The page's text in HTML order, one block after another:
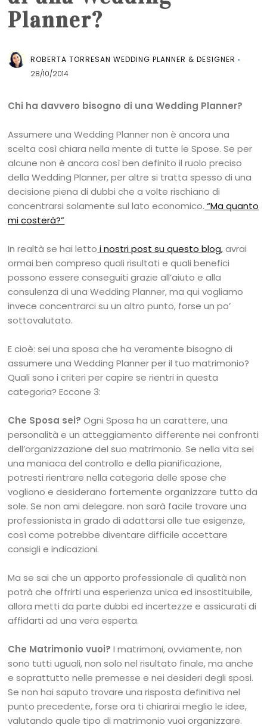
Planner?
ROBERTA TORRESAN WEDDING PLANNER & DESIGNER
28/10/2014
Chi ha davvero bisogno di una Wedding Planner?
Assumere una Wedding Planner non è ancora una
scelta così chiara nella mente di tutte le Spose. Se per
alcune non è ancora così ben definito il ruolo preciso
della Wedding Planner, per altre si tratta spesso di una
decisione piena di dubbi che a volte rischiano di
concentrarsi solamente sul lato economico. “Ma quanto
mi costerà?”
In realtà se hai letto i nostri post su questo blog,avrai
ormai ben compreso quali risultati e quali benefici
possono essere conseguiti grazie all’aiuto e alla
consulenza di una Wedding Planner, ma qui vogliamo
invece concentrarci su un altro punto, forse un po’
sottovalutato.
E cioè: sei una sposa che ha veramente bisogno di
assumere una Wedding Planner per il tuo matrimonio?
Quali sono i criteri per capire se rientri in questa
categoria? Eccone 3:
Che Sposa sei?Ogni Sposa ha un carattere, una
personalità e un atteggiamento differente nei confronti
dell’organizzazione del suo matrimonio. Se nella vita sei
una maniaca del controllo e della pianificazione,
potresti rientrare nella categoria delle spose che
vogliono e desiderano fortemente organizzare tutto da
sole. Se non ami delegare. non sarà facile trovare una
professionista in grado di adattarsi alle tue esigenze,
così come potrebbe diventare difficile accettare
consigli e indicazioni.
Ma se sai che un apporto professionale di qualità non
potrà che offrirti una esperienza unica ed insostituibile,
allora metti da parte dubbi ed incertezze e assicurati di
affidarti ad una vera esperta.
Che Matrimonio vuoi?I matrimoni, ovviamente, non
sono tutti uguali, non solo nel risultato finale, ma anche
e soprattutto nelle premesse e nei desideri degli sposi.
Se non hai saputo trovare una risposta definitiva nel
punto precedente, forse ora ti chiarirai meglio le idee,
valutando quale tipo di matrimonio vuoi organizzare.